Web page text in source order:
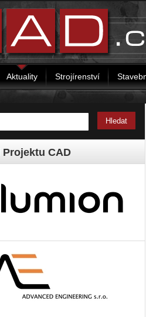
Aktuality Strojírenství
Projektu CAD